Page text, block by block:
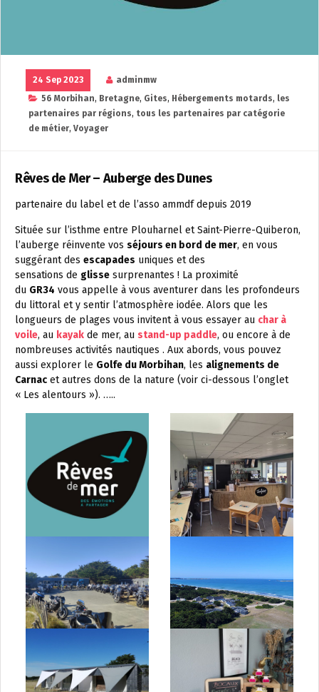
24 Sep 2023
adminmw
56 Morbihan, Bretagne, Gites, Hébergements motards, les
partenaires par régions, tous les partenaires par catégorie
de métier, Voyager
Rêves de Mer – Auberge des Dunes
partenaire du label et de l’asso ammdf depuis 2019
Située sur l’isthme entre Plouharnel et Saint-Pierre-Quiberon,
l’auberge réinvente vos séjours en bord de mer, en vous
suggérant des escapades uniques et des
sensations de glisse surprenantes ! La proximité
du GR34 vous appelle à vous aventurer dans les profondeurs
du littoral et y sentir l’atmosphère iodée. Alors que les
longueurs de plages vous invitent à vous essayer au char à
voile, au kayak de mer, au stand-up paddle, ou encore à de
nombreuses activités nautiques . Aux abords, vous pouvez
aussi explorer le Golfe du Morbihan, les alignements de
Carnac et autres dons de la nature (voir ci-dessous l’onglet
« Les alentours »). …..